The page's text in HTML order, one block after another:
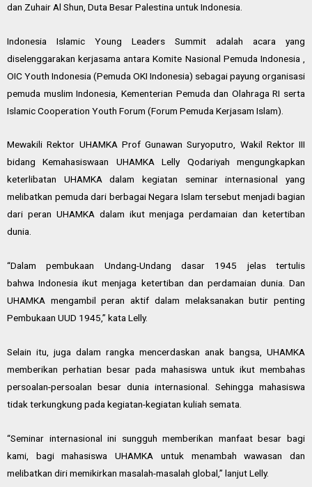
dan Zuhair Al Shun, Duta Besar Palestina untukIndonesia
Indonesia Islamic Young Leaders Summit adalah acara yang
diselenggarakan kerjasama antara Komite Nasional Pemuda Indonesia
OIC Youth Indonesia (Pemuda OKI Indonesia) sebagai payung organisasi
pemuda muslimIndonesia , Kementerian Pemuda dan Olahraga RI serta
Islamic Cooperation Youth Forum (Forum Pemuda Kerjasam Islam).
Mewakili Rektor UHAMKA Prof Gunawan Suryoputro, Wakil Rektor III
bidang Kemahasiswaan UHAMKA Lelly Qodariyah mengungkapkan
keterlibatan UHAMKA dalam kegiatan seminar internasional yang
melibatkan pemuda dari berbagai Negara Islam tersebut menjadi bagian
dari peran UHAMKA dalam ikut menjaga perdamaian dan ketertiban
dunia.
“Dalam pembukaan Undang-Undang dasar 1945 jelas tertulis
bahwaIndonesia ikut menjaga ketertiban dan perdamaian dunia. Dan
UHAMKA mengambil peran aktif dalam melaksanakan butir penting
Pembukaan UUD 1945,” kata Lelly.
Selain itu, juga dalam rangka mencerdaskan anak bangsa, UHAMKA
memberikan perhatian besar pada mahasiswa untuk ikut membahas
persoalan-persoalan besar dunia internasional. Sehingga mahasiswa
tidak terkungkung pada kegiatan-kegiatan kuliah semata.
“Seminar internasional ini sungguh memberikan manfaat besar bagi
kami, bagi mahasiswa UHAMKA untuk menambah wawasan dan
melibatkan diri memikirkan masalah-masalah global,” lanjut Lelly.